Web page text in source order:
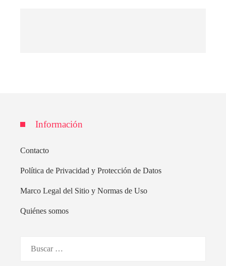
Información
Contacto
Política de Privacidad y Protección de Datos
Marco Legal del Sitio y Normas de Uso
Quiénes somos